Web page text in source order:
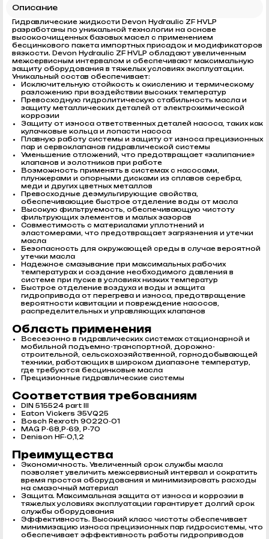
Описание
Гидравлические жидкости Devon Hydraulic ZF HVLP
разработаны по уникальной технологии на основе
высокоочищенных базовых масел с применением
бесцинкового пакета импортных присадок и модификаторов
вязкости. Devon Hydraulic ZF HVLP обладают увеличенным
межсервисным интервалом и обеспечивают максимальную
защиту оборудования в тяжелых условиях эксплуатации.
Уникальный состав обеспечивает:
Исключительную стойкость к окислению и термическому
разложению при воздействии высоких температур
Превосходную гидролитическую стабильность масла и
защиту металлических деталей от электрохимической
коррозии
Защиту от износа ответственных деталей насоса, таких как
кулачковые кольца и лопасти насоса
Плавную работу системы и защиту от износа прецизионных
пар и сервоклапанов гидравлической системы
Уменьшение отложений, что предотвращает «залипание»
клапанов и золотников при работе
Возможность применять в системах с насосами,
плунжерами и опорными дисками из сплавов серебра,
меди и других цветных металлов
Превосходные деэмульгирующие свойства,
обеспечивающие быстрое отделение воды от масла
Высокую фильтруемость, обеспечивающую чистоту
фильтрующих элементов и малых зазоров
Совместимость с материалами уплотнений и
эластомерами, что предотвращает загрязнения и утечки
масла
Безопасность для окружающей среды в случае вероятной
утечки масла
Надежное смазывание при максимальных рабочих
температурах и создание необходимого давления в
системе при пуске в условиях низких температур
Быстрое отделение воздуха и воды и защита
гидропривода от перегрева и износа, предотвращение
вероятности кавитации и повреждение насосов,
распределительных и управляющих клапанов
Область применения
Всесезонно в гидравлических системах стационарной и
мобильной подъемно-транспортной, дорожно-
строительной, сельскохозяйственной, горнодобывающей
техники, работающих в широком диапазоне температур,
где требуются бесцинковые масла
Прецизионные гидравлические системы
Соответствия требованиям
DIN 515524 part III
Eaton Vickers 35VQ25
Bosch Rexroth 90220-01
MAG P-68,P-69, P-70
Denison HF-0,1,2
Преимущества
Экономичность. Увеличенный срок службы масла
позволяет увеличить межсервисный интервал и сократить
время простоя оборудования и минимизировать расходы
на смазочный материал
Защита. Максимальная защита от износа и коррозии в
тяжелых условиях эксплуатации гарантирует долгий срок
службы оборудования
Эффективность. Высокий класс чистоты обеспечивает
минимизацию износа прецизионных пар гидросистемы, что
обеспечивает эффективность работы гидроприводов